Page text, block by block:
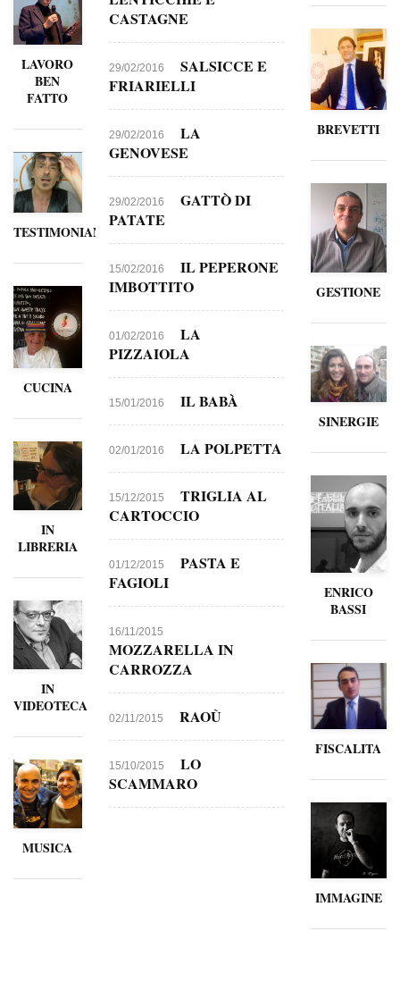
LAVORO
BEN
FATTO
TESTIMONIANZE
CUCINA
IN
LIBRERIA
IN
VIDEOTECA
MUSICA
CASTAGNE
29/02/2016
SALSICCE E
FRIARIELLI
29/02/2016
LA
GENOVESE
29/02/2016
GATTÒ DI
PATATE
15/02/2016
IL PEPERONE
IMBOTTITO
01/02/2016
LA
PIZZAIOLA
15/01/2016 IL BABÀ
02/01/2016 LA POLPETTA
15/12/2015
TRIGLIA AL
CARTOCCIO
01/12/2015
PASTA E
FAGIOLI
16/11/2015
MOZZARELLA IN
CARROZZA
02/11/2015 RAOÙ
15/10/2015
LO
SCAMMARO
BREVETTI
GESTIONE
SINERGIE
ENRICO
BASSI
FISCALITA
IMMAGINE